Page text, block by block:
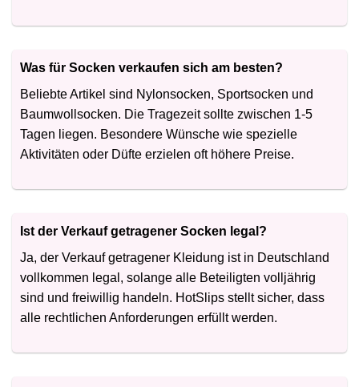
Was für Socken verkaufen sich am besten?
Beliebte Artikel sind Nylonsocken, Sportsocken und
Baumwollsocken. Die Tragezeit sollte zwischen 1-5
Tagen liegen. Besondere Wünsche wie spezielle
Aktivitäten oder Düfte erzielen oft höhere Preise.
Ist der Verkauf getragener Socken legal?
Ja, der Verkauf getragener Kleidung ist in Deutschland
vollkommen legal, solange alle Beteiligten volljährig
sind und freiwillig handeln. HotSlips stellt sicher, dass
alle rechtlichen Anforderungen erfüllt werden.